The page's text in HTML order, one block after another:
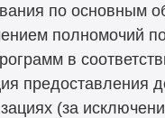
по основным
полномочий
в
предоставления
(за